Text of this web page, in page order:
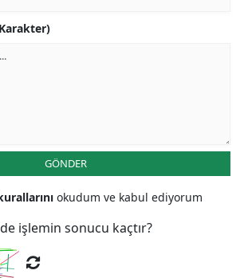
GÖNDER
okudum ve kabul ediyorum
işlemin sonucu kaçtır?